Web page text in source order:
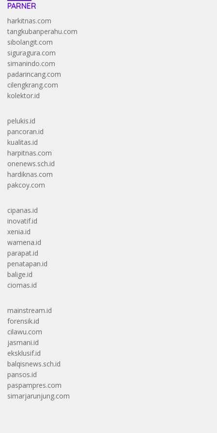
PARNER
harkitnas.com
tangkubanperahu.com
sibolangit.com
siguragura.com
simanindo.com
padarincang.com
cilengkrang.com
kolektor.id
pelukis.id
pancoran.id
kualitas.id
harpitnas.com
onenews.sch.id
hardiknas.com
pakcoy.com
cipanas.id
inovatif.id
xenia.id
wamena.id
parapat.id
penatapan.id
balige.id
ciomas.id
mainstream.id
forensik.id
cilawu.com
jasmani.id
eksklusif.id
balqisnews.sch.id
pansos.id
paspampres.com
simarjarunjung.com